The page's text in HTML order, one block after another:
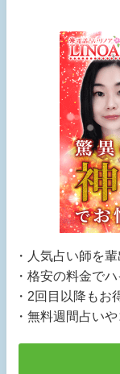
・人気占い師を
・格安の料金で
・2回目以降もお
・無料週間占い